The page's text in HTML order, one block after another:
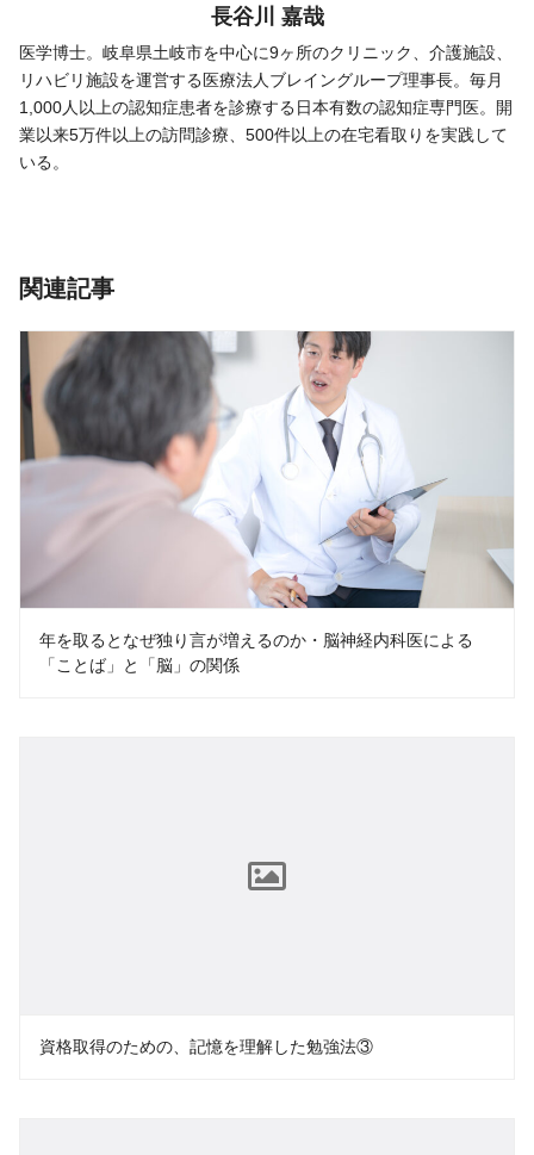
長谷川 嘉哉
医学博士。岐阜県土岐市を中心に9ヶ所のクリニック、介護施設、
リハビリ施設を運営する医療法人ブレイングループ理事長。毎月
1,000人以上の認知症患者を診療する日本有数の認知症専門医。開
業以来5万件以上の訪問診療、500件以上の在宅看取りを実践して
いる。
関連記事
年を取るとなぜ独り言が増えるのか・脳神経内科医による
「ことば」と「脳」の関係
資格取得のための、記憶を理解した勉強法③